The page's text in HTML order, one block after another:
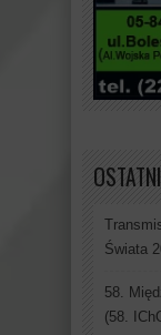
Świata
58.
(58.